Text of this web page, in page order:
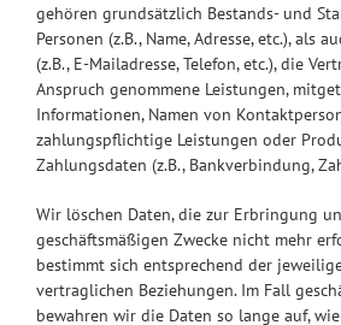
gehören grundsätzlich Bestands- und
Personen (z.B., Name, Adresse, etc.), als
(z.B., E-Mailadresse, Telefon, etc.), die
Anspruch genommene Leistungen,
Informationen, Namen von
zahlungspflichtige Leistungen oder
Zahlungsdaten (z.B., Bankverbindung,
Wir löschen Daten, die zur Erbringung
geschäftsmäßigen Zwecke nicht mehr
bestimmt sich entsprechend der
vertraglichen Beziehungen. Im Fall
bewahren wir die Daten so lange auf,